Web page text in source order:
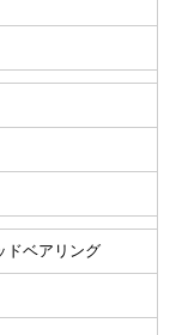
ドベアリング